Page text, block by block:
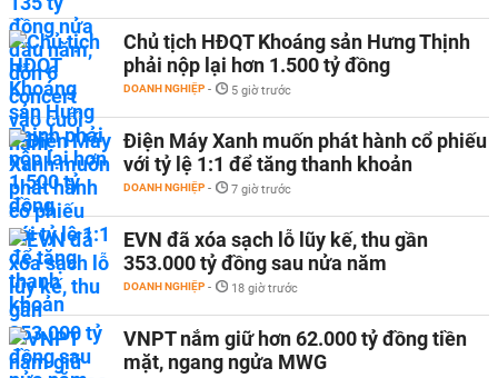
Chủ tịch HĐQT Khoáng sản Hưng Thịnh
phải nộp lại hơn 1.500 tỷ đồng
DOANH NGHIỆP - 5 giờ trước
Điện Máy Xanh muốn phát hành cổ phiếu
với tỷ lệ 1:1 để tăng thanh khoản
DOANH NGHIỆP - 7 giờ trước
EVN đã xóa sạch lỗ lũy kế, thu gần
353.000 tỷ đồng sau nửa năm
DOANH NGHIỆP - 18 giờ trước
VNPT nắm giữ hơn 62.000 tỷ đồng tiền
mặt, ngang ngửa MWG